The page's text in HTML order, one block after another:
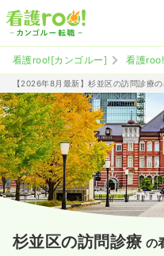
看護roo![カンゴルー] 看護
【2026年8月最新】杉並区の訪問診療
杉並区の訪問診療 の